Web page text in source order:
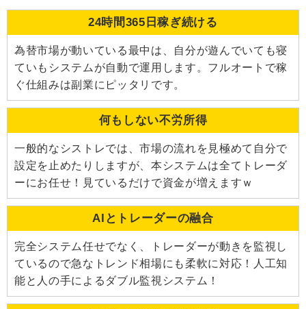
24時間365日稼ぎ続ける
為替市場が動いている最中は、自分が遊んでいても寝
ていもシステムが自動で運用します。フルオートで稼
ぐ仕組みは副業にピッタリです。
何もしない不労所得
一般的なシストレでは、市場の流れを見極めて自分で
設定を止めたりしますが、本システムは全てトレーダ
ーにお任せ！見ているだけで資金が増えますｗ
AIとトレーダーの融合
完全システム任せでなく、トレーダーが動きを監視し
ているので急なトレンド相場にも柔軟に対応！人工知
能と人の手によるダブル監視システム！